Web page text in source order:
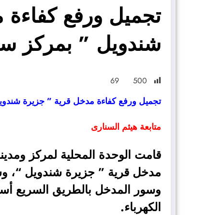
تجميل ورفع
شندويل ” بمركز
500
69
تجميل ورفع كفاءة مدخل قرية ” جزيرة
متابعة هيثم السنارى
قامت الوحدة المحلية لمركز
مدخل قرية ” جزيرة شندويل “،
وسور المدخل بالطريق السريع
الكهرباء.